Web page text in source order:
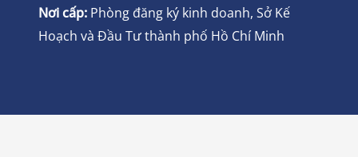
Nơi cấp: Phòng đăng ký kinh doanh, Sở Kế
Hoạch và Đầu Tư thành phố Hồ Chí Minh